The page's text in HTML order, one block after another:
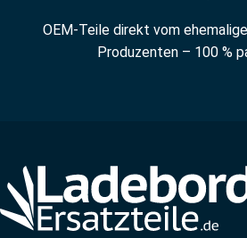
OEM-Teile direkt vom
Produzenten – 100 %